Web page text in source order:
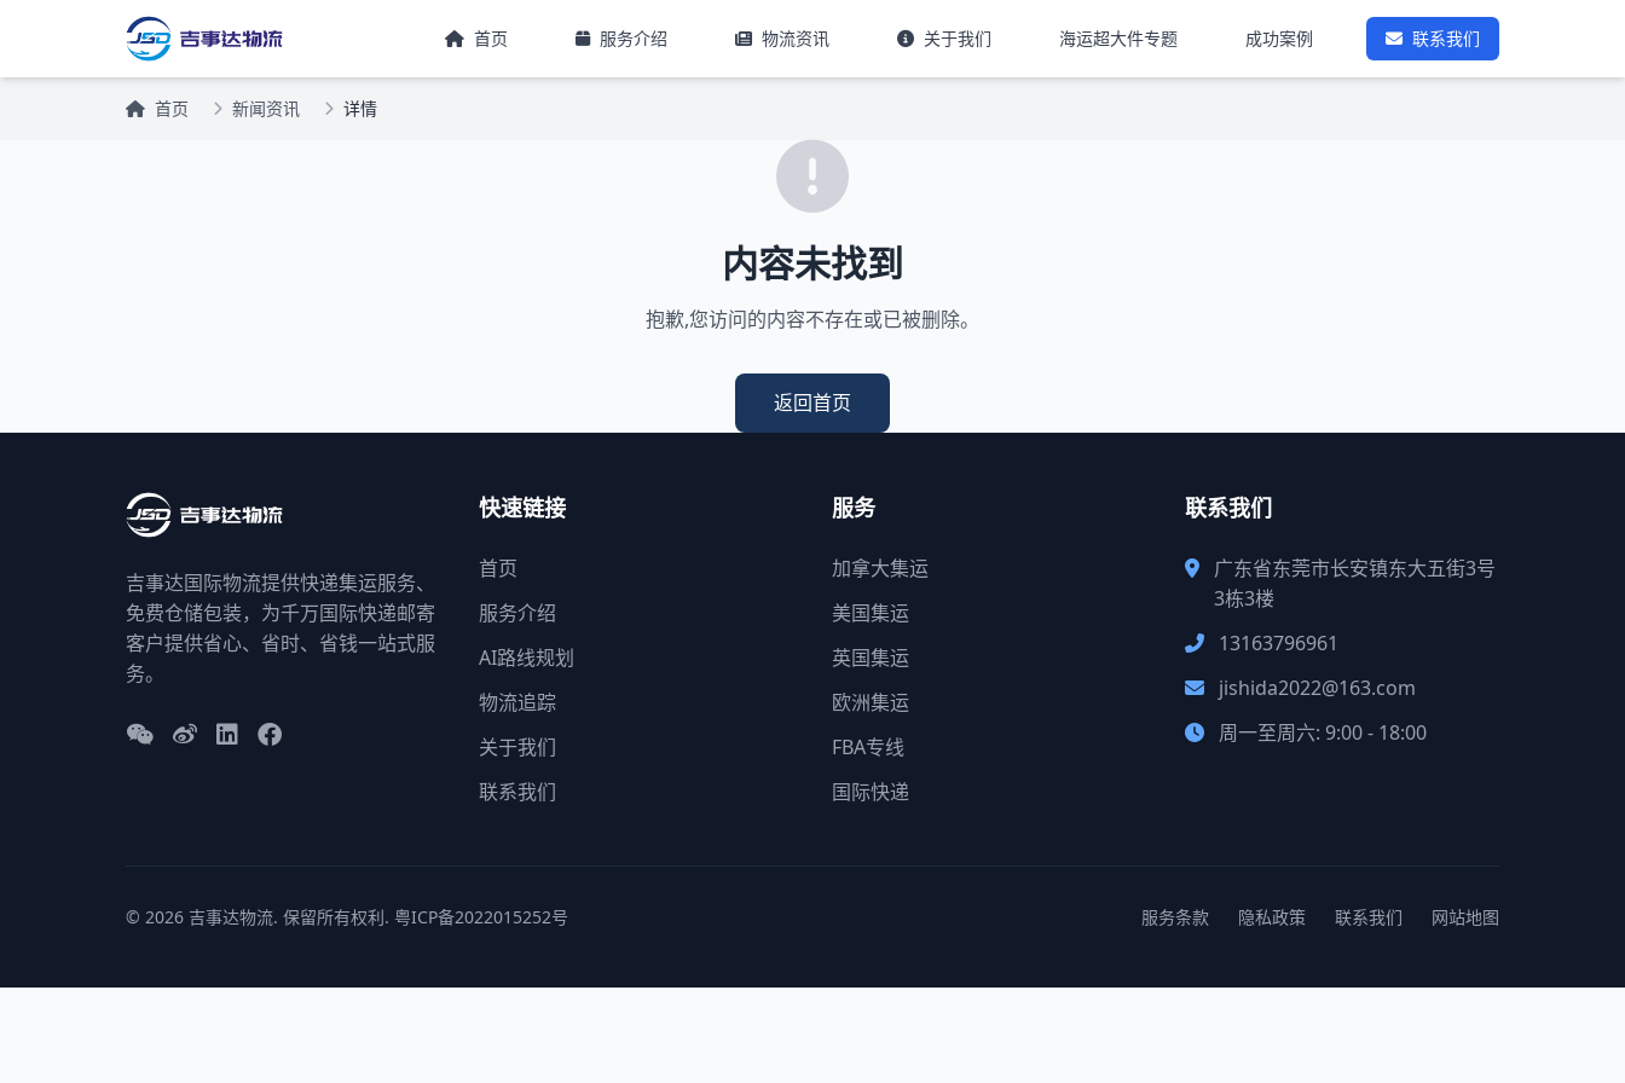
首页 服务介绍 物流资讯 关于我们 海运超大件专题 成功案例 联系我们
首页 新闻资讯 详情
内容未找到
抱歉,您访问的内容不存在或已被删除。
返回首页
吉事达国际物流提供快递集运服务、
免费仓储包装，为千万国际快递邮寄
客户提供省心、省时、省钱一站式服
务。
快速链接
首页
服务介绍
AI路线规划
物流追踪
关于我们
联系我们
服务
加拿大集运
美国集运
英国集运
欧洲集运
FBA专线
国际快递
联系我们
广东省东莞市长安镇东大五街3号
3栋3楼
13163796961
jishida2022@163.com
周一至周六: 9:00 - 18:00
© 2026 吉事达物流. 保留所有权利. 粤ICP备2022015252号 服务条款 隐私政策 联系我们 网站地图